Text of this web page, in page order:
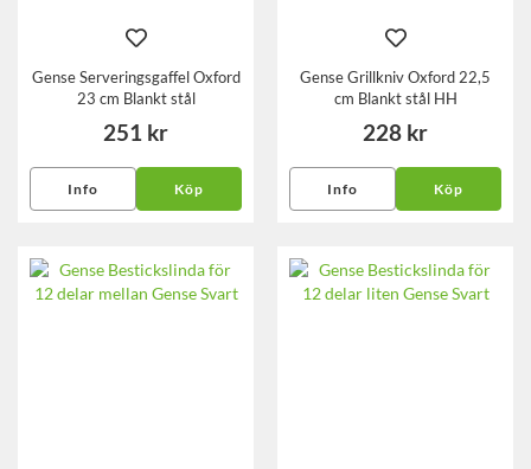
Gense Serveringsgaffel Oxford
23 cm Blankt stål
251 kr
Info Köp
Gense Grillkniv Oxford 22,5
cm Blankt stål HH
228 kr
Info Köp